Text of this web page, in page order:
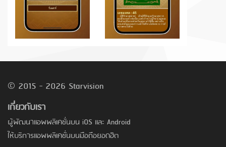
© 2015 - 2026 Starvision
เกี่ยวกับเรา
ผู้พัฒนาแอพพลิเคชั่นบน iOS และ Android
ให้บริการแอพพลิเคชั่นบนมือถือยอดฮิต